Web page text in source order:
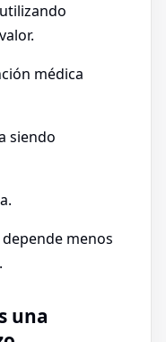
médica
siendo
menos
una